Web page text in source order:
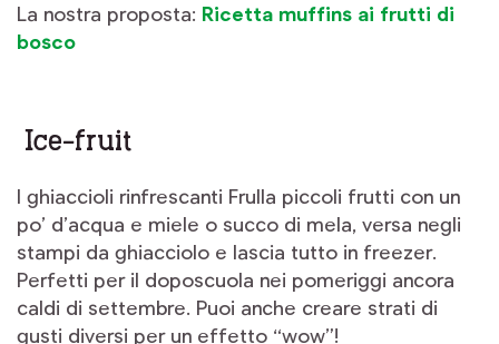
La nostra proposta: Ricetta muffins ai frutti di
bosco
Ice-fruit
I ghiaccioli rinfrescanti Frulla piccoli frutti con un
po’ d’acqua e miele o succo di mela, versa negli
stampi da ghiacciolo e lascia tutto in freezer.
Perfetti per il doposcuola nei pomeriggi ancora
caldi di settembre. Puoi anche creare strati di
gusti diversi per un effetto “wow”!